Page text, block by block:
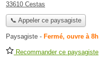
33610 Cestas
📞 Appeler ce paysagiste
Paysagiste - Fermé, ouvre à 8h
Recommander ce paysagiste